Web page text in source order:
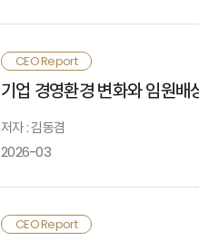
스테이블코인은 법정화폐의 가치
있음. 스테이블코인의 안정적인
나아가 중개구조와 가치사슬 전반
해외 보험서비스에서 스테이블코
국내의 경우 실거래 수준의 인프라
있음. 이러한 상황에서 보험회사
Ⅰ. 검토배경
Ⅱ. 주요국 스테이블코인 제도화
Ⅲ. 스테이블코인의 주요 특징
CEO Report
기업 경영환경 변화와 임원배
저자 : 김동겸
2026-03
최근 기업 경영환경은 디지털 전환
CEO Report